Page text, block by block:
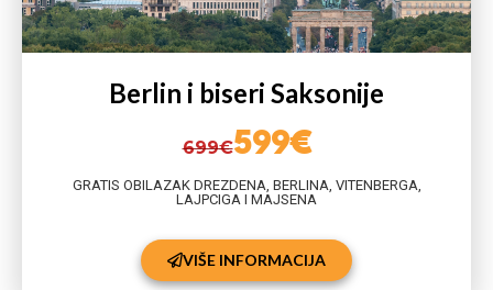
Berlin i biseri Saksonije
699€599€
GRATIS OBILAZAK DREZDENA, BERLINA, VITENBERGA,
LAJPCIGA I MAJSENA
VIŠE INFORMACIJA